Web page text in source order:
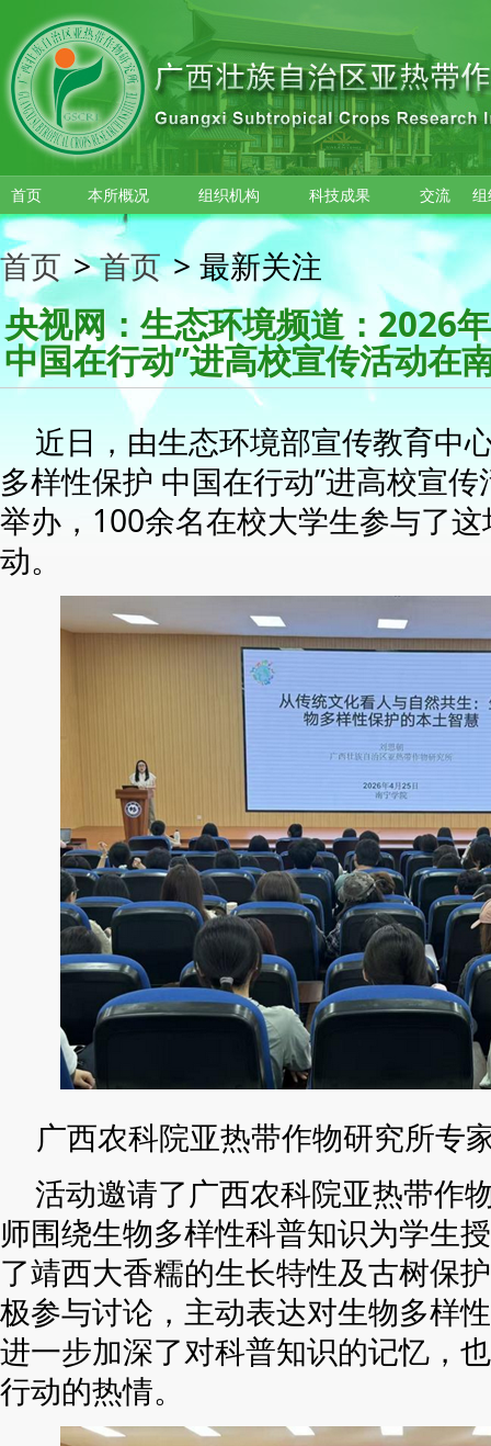
跳转到主要内容
首页 本所概况 组织机构 科技成果 交流
首页 > 首页 > 最新关注
央视网：生态环境频道：2026
中国在行动”进高校宣传活动在
近日，由生态环境部宣传教育中
多样性保护 中国在行动”进高校宣
举办，100余名在校大学生参与了
动。
广西农科院亚热带作物研究所专
活动邀请了广西农科院亚热带作
师围绕生物多样性科普知识为学生
了靖西大香糯的生长特性及古树保
极参与讨论，主动表达对生物多样
进一步加深了对科普知识的记忆，
行动的热情。